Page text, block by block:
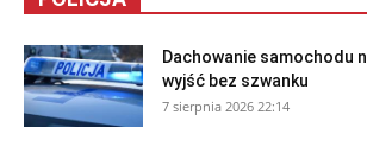
Dachowanie samochodu
wyjść bez szwanku
7 sierpnia 2026 22:14